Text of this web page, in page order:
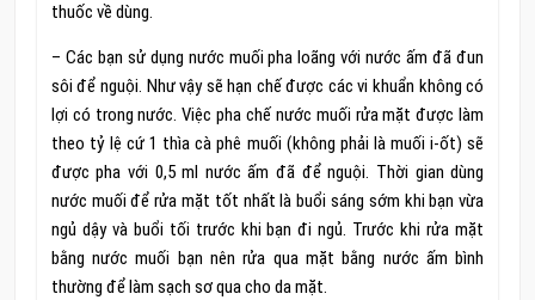
thuốc về dùng.
– Các bạn sử dụng nước muối pha loãng với nước ấm đã đun
sôi để nguội. Như vậy sẽ hạn chế được các vi khuẩn không có
lợi có trong nước. Việc pha chế nước muối rửa mặt được làm
theo tỷ lệ cứ 1 thìa cà phê muối (không phải là muối i-ốt) sẽ
được pha với 0,5 ml nước ấm đã để nguội. Thời gian dùng
nước muối để rửa mặt tốt nhất là buổi sáng sớm khi bạn vừa
ngủ dậy và buổi tối trước khi bạn đi ngủ. Trước khi rửa mặt
bằng nước muối bạn nên rửa qua mặt bằng nước ấm bình
thường để làm sạch sơ qua cho da mặt.